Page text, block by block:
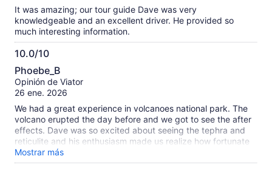
It was amazing; our tour guide Dave was very
knowledgeable and an excellent driver. He provided so
much interesting information.
10.0/10
10.0
de
10
Phoebe_B
Opinión de Viator
26 ene. 2026
We had a great experience in volcanoes national park. The
volcano erupted the day before and we got to see the after
effects. Dave was so excited about seeing the tephra and
reticulite and his enthusiasm made us realize how fortunate
we were to see this event. Really enjoyed being able to
spend time at the Volcano House and having a nice sit down
Mostrar más